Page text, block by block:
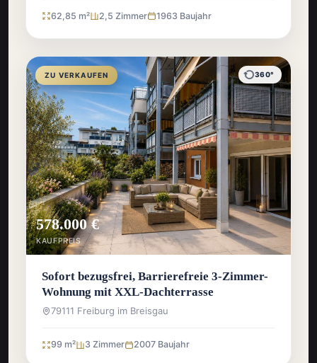
62,85 m² 2,5 Zimmer 1963 Baujahr
ZU VERKAUFEN 360°
578.000 €
KAUFPREIS
Sofort bezugsfrei, Barrierefreie 3-Zimmer-
Wohnung mit XXL-Dachterrasse
79111 Freiburg im Breisgau
99 m² 3 Zimmer 2007 Baujahr